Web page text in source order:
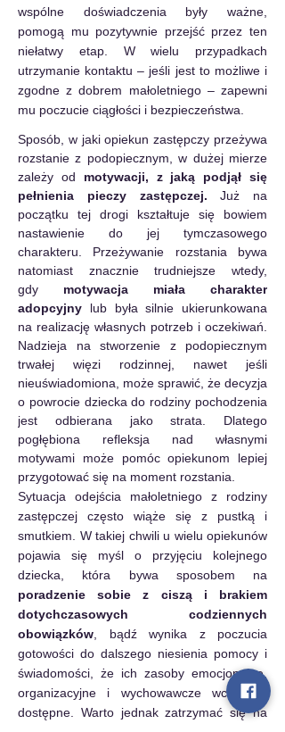
wspólne doświadczenia były ważne,
pomogą mu pozytywnie przejść przez ten
niełatwy etap. W wielu przypadkach
utrzymanie kontaktu – jeśli jest to możliwe i
zgodne z dobrem małoletniego – zapewni
mu poczucie ciągłości i bezpieczeństwa.
Sposób, w jaki opiekun zastępczy przeżywa
rozstanie z podopiecznym, w dużej mierze
zależy od motywacji, z jaką podjął się
pełnienia pieczy zastępczej. Już na
początku tej drogi kształtuje się bowiem
nastawienie do jej tymczasowego
charakteru. Przeżywanie rozstania bywa
natomiast znacznie trudniejsze wtedy,
gdy motywacja miała charakter
adopcyjny lub była silnie ukierunkowana
na realizację własnych potrzeb i oczekiwań.
Nadzieja na stworzenie z podopiecznym
trwałej więzi rodzinnej, nawet jeśli
nieuświadomiona, może sprawić, że decyzja
o powrocie dziecka do rodziny pochodzenia
jest odbierana jako strata. Dlatego
pogłębiona refleksja nad własnymi
motywami może pomóc opiekunom lepiej
przygotować się na moment rozstania.
Sytuacja odejścia małoletniego z rodziny
zastępczej często wiąże się z pustką i
smutkiem. W takiej chwili u wielu opiekunów
pojawia się myśl o przyjęciu kolejnego
poradzenie sobie z ciszą i brakiem
dotychczasowych codziennych
obowiązków , bądź wynika z poczucia
gotowości do dalszego niesienia pomocy i
świadomości, że ich zasoby emocjonalne,
organizacyjne i wychowawcze wciąż są
dostępne. Warto jednak zatrzymać się na